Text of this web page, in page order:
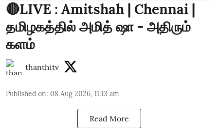
🔴LIVE : Amitshah | Chennai |
தமிழகத்தில் அமித் ஷா - அதிரும்
களம்
thanthitv
Published on: 08 Aug 2026, 11:13 am
Read More